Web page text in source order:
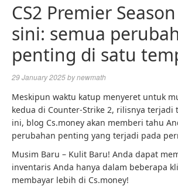
CS2 Premier
sini: semua
penting di satu
29 January 2025bynewmath
Meskipun waktu katup menyeret untuk
kedua di Counter-Strike 2, rilisnya terjadi
ini, blog Cs.money akan memberi tahu
perubahan penting yang terjadi pada
Musim Baru – Kulit Baru! Anda dapat
inventaris Anda hanya dalam beberapa
membayar lebih di Cs.money!